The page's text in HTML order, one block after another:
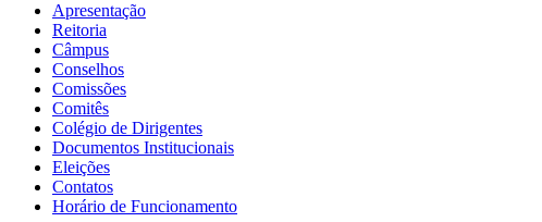
Apresentação
Reitoria
Câmpus
Conselhos
Comissões
Comitês
Colégio de Dirigentes
Documentos Institucionais
Eleições
Contatos
Horário de Funcionamento